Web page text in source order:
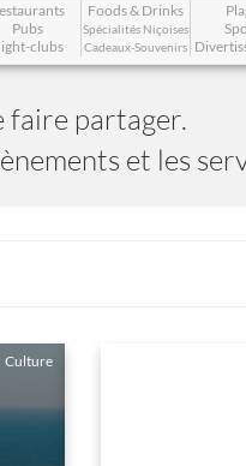
Pubs
clubs
Foods & Drinks
Spécialités Niçoises
Cadeaux-Souvenirs
Famille Gay-friendly
faire partager.
et les